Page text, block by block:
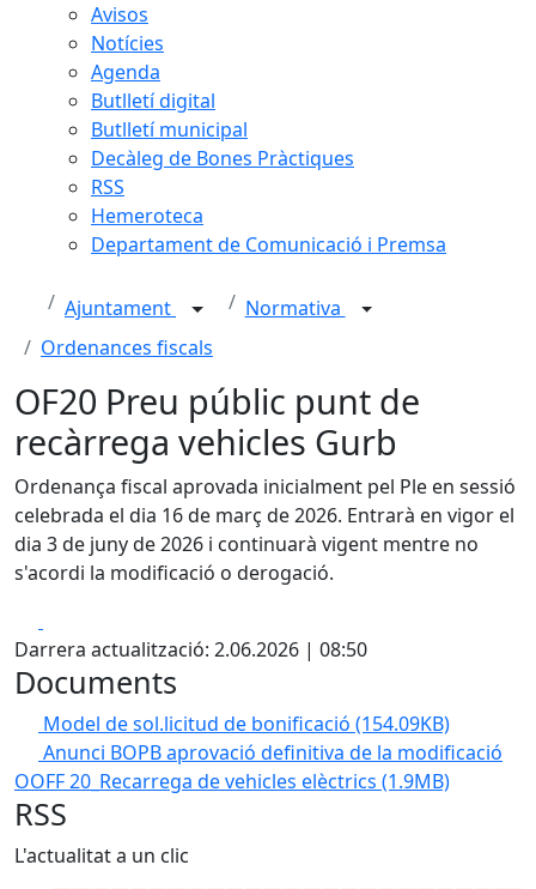
Avisos
Notícies
Agenda
Butlletí digital
Butlletí municipal
Decàleg de Bones Pràctiques
RSS
Hemeroteca
Departament de Comunicació i Premsa
Ajuntament
Normativa
Ordenances fiscals
OF20 Preu públic punt de
recàrrega vehicles Gurb
Ordenança fiscal aprovada inicialment pel Ple en sessió
celebrada el dia 16 de març de 2026. Entrarà en vigor el
dia 3 de juny de 2026 i continuarà vigent mentre no
s'acordi la modificació o derogació.
Darrera actualització: 2.06.2026 | 08:50
Documents
Model de sol.licitud de bonificació (154.09KB)
Anunci BOPB aprovació definitiva de la modificació
OOFF 20_Recarrega de vehicles elèctrics (1.9MB)
RSS
L'actualitat a un clic